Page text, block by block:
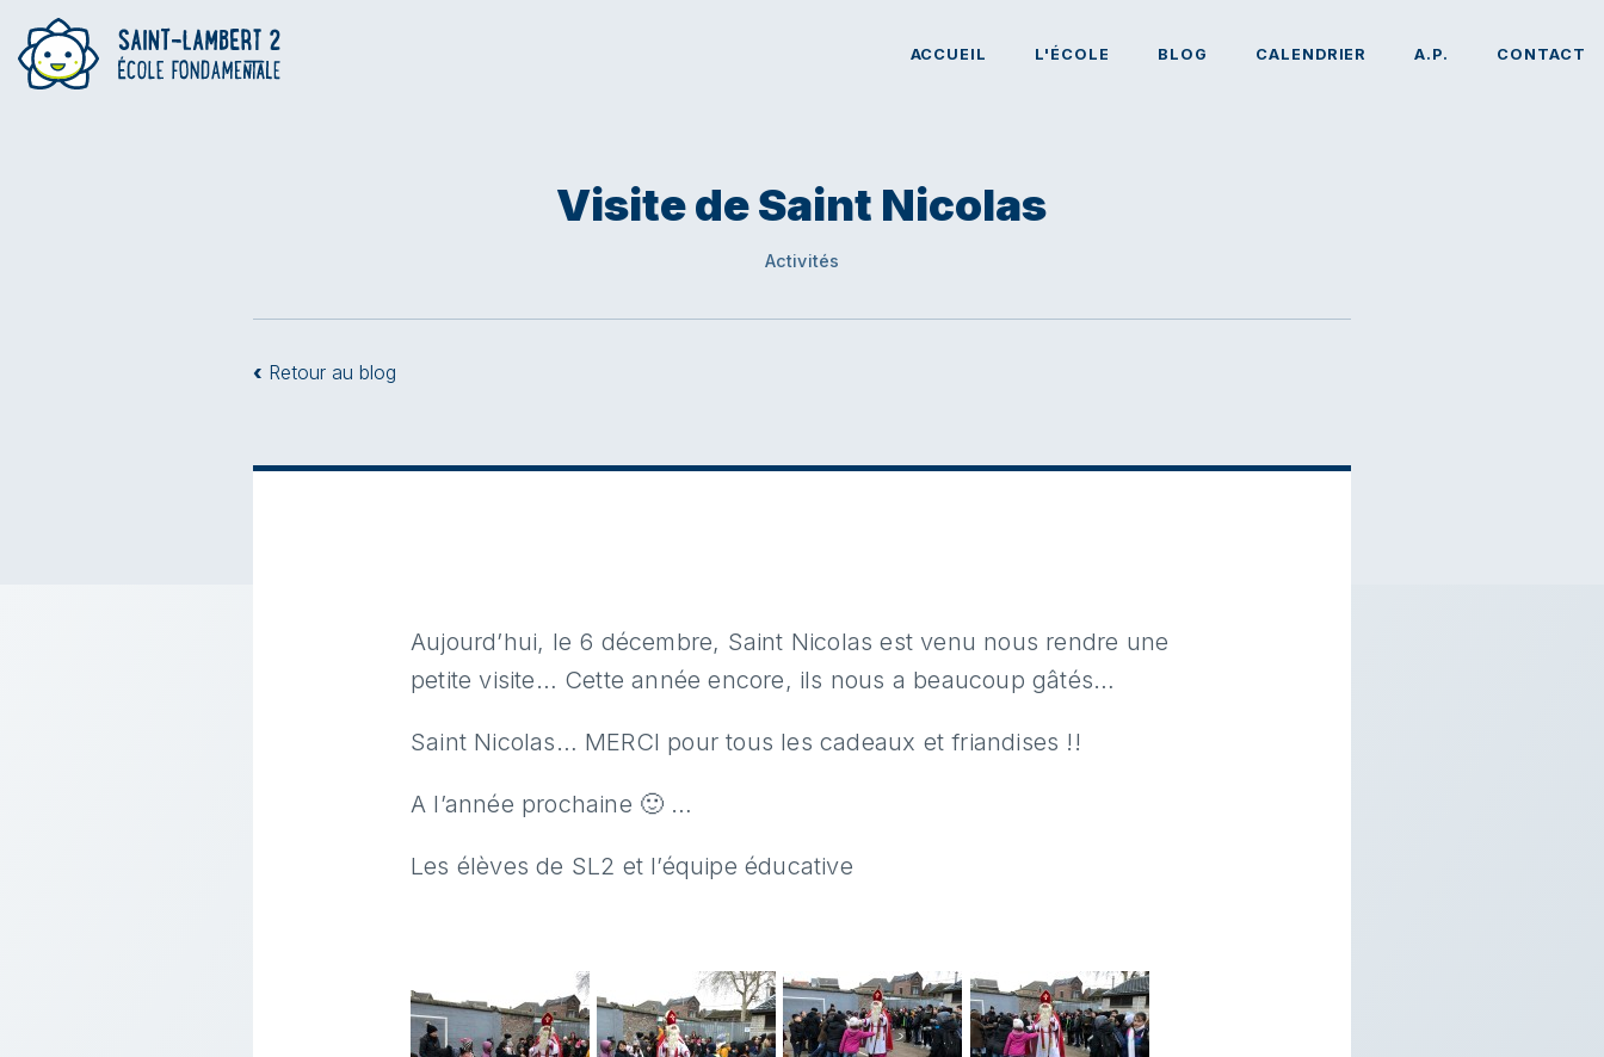
ACCUEIL L'ÉCOLE BLOG CALENDRIER A.P. CONTACT
Visite de Saint Nicolas
Activités
‹ Retour au blog
Aujourd’hui, le 6 décembre, Saint Nicolas est venu nous rendre une
petite visite… Cette année encore, ils nous a beaucoup gâtés…
Saint Nicolas… MERCI pour tous les cadeaux et friandises !!
A l’année prochaine 🙂 …
Les élèves de SL2 et l’équipe éducative